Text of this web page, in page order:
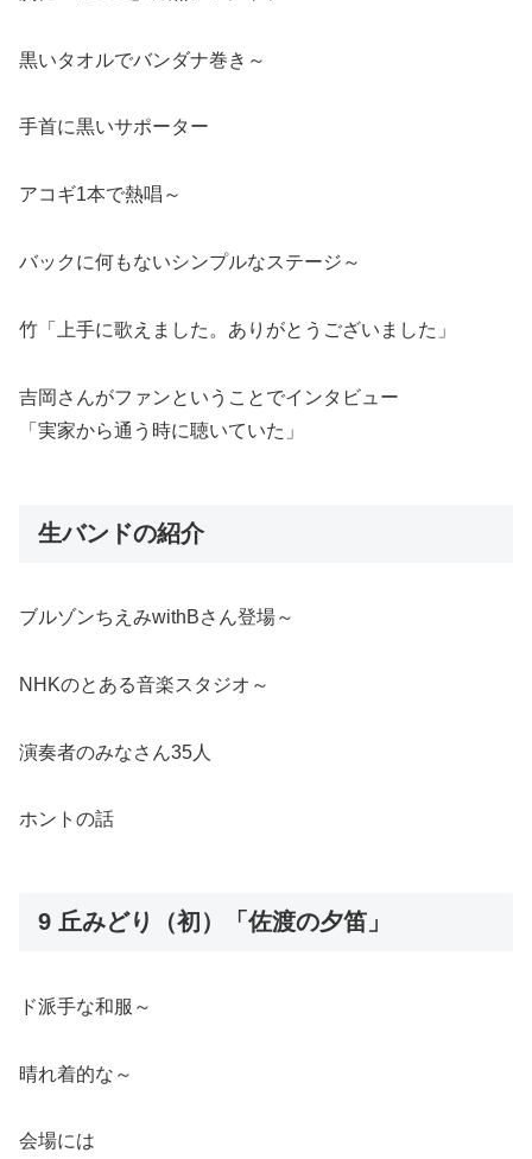
黒いタオルでバンダナ巻き～
手首に黒いサポーター
アコギ1本で熱唱～
バックに何もないシンプルなステージ～
竹「上手に歌えました。ありがとうございました」
吉岡さんがファンということでインタビュー
「実家から通う時に聴いていた」
生バンドの紹介
ブルゾンちえみwithBさん登場～
NHKのとある音楽スタジオ～
演奏者のみなさん35人
ホントの話
9 丘みどり（初）「佐渡の夕笛」
ド派手な和服～
晴れ着的な～
会場には